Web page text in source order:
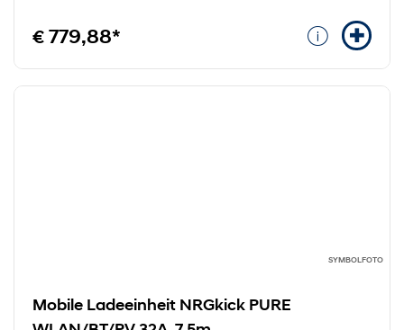
€ 779,88*
SYMBOLFOTO
Mobile Ladeeinheit NRGkick PURE